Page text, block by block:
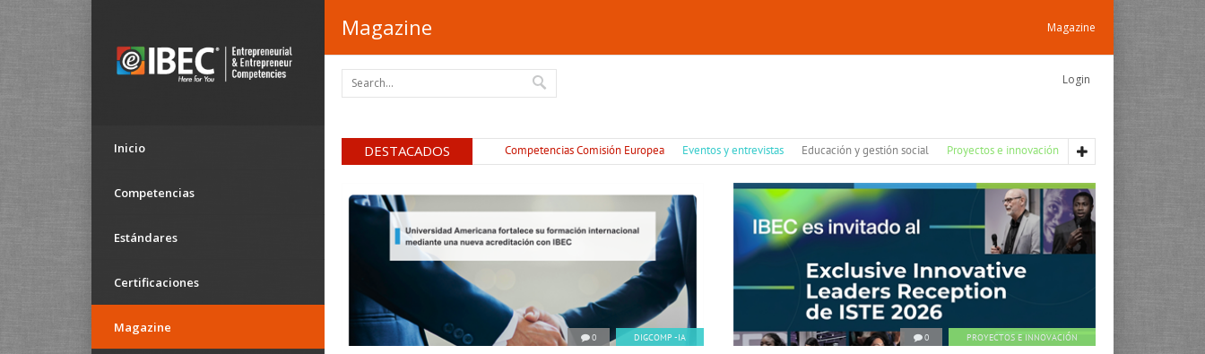
Inicio
Competencias
Estándares
Certificaciones
Magazine
Magazine Magazine
Login
DESTACADOS Competencias Comisión Europea Eventos y entrevistas Educación y gestión social Proyectos e innovación
0 DIGCOMP -IA 0 PROYECTOS E INNOVACIÓN